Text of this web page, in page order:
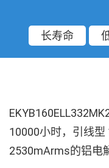
长寿命
10000小时，引线
2530mArms的铝电